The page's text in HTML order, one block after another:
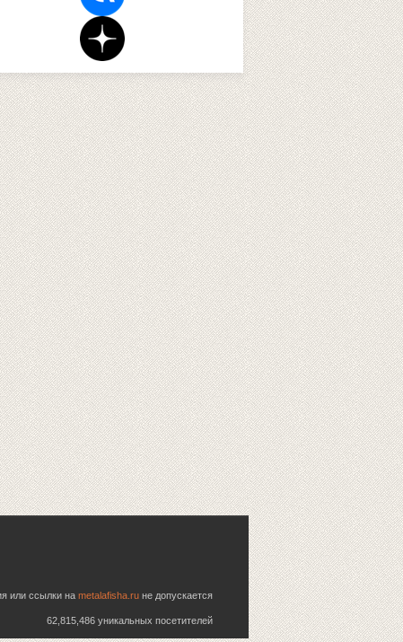
или ссылки на metalafisha.ru не допускается
62,815,486 уникальных посетителей